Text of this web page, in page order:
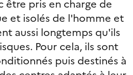
être pris en charge de
et isolés de l'homme et
aussi longtemps qu'ils
Pour cela, ils sont
puis destinés à